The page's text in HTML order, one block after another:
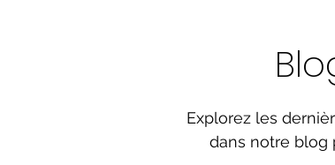
Explorez les
dans notre blog